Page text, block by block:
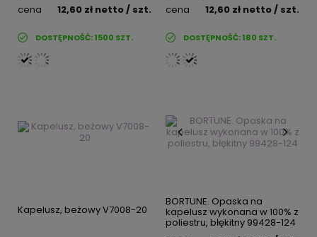
cena
12,60 zł netto/ szt.
DOSTĘPNOŚĆ:1500 SZT.
cena
12,60 zł netto/ szt.
DOSTĘPNOŚĆ:180 SZT.
Kapelusz, beżowy V7008-20
BORTUNE. Opaska na
kapelusz wykonana w 100% z
poliestru, błękitny 99428-124